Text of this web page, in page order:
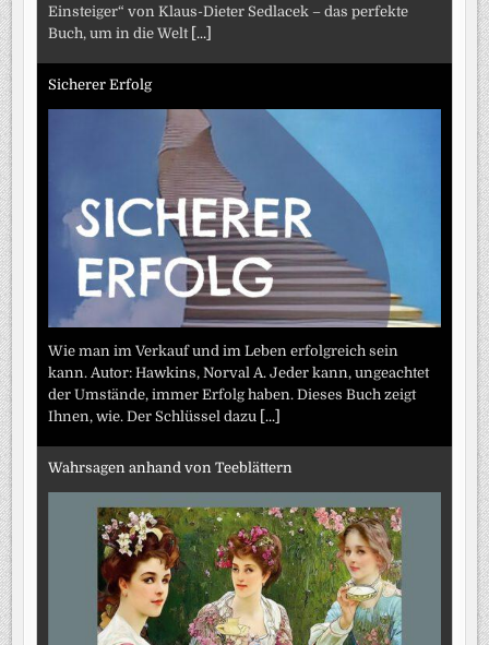
Einsteiger“ von Klaus-Dieter Sedlacek – das perfekte
Buch, um in die Welt [...]
Sicherer Erfolg
Wie man im Verkauf und im Leben erfolgreich sein
kann. Autor: Hawkins, Norval A. Jeder kann, ungeachtet
der Umstände, immer Erfolg haben. Dieses Buch zeigt
Ihnen, wie. Der Schlüssel dazu [...]
Wahrsagen anhand von Teeblättern